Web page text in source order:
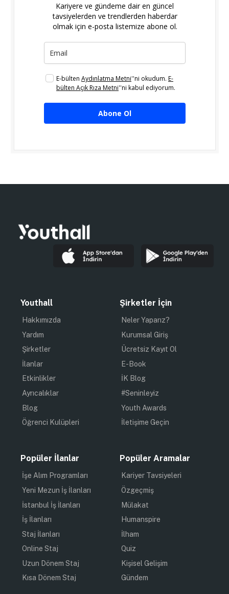
Kariyere ve gündeme dair en güncel
tavsiyelerden ve trendlerden haberdar
olmak için e-posta listemize abone ol.
E-bülten Aydınlatma Metni''ni okudum. E-
bülten Açık Rıza Metni''ni kabul ediyorum.
Abone Ol
Youthall
Hakkımızda
Yardım
Şirketler
İlanlar
Etkinlikler
Ayrıcalıklar
Blog
Öğrenci Kulüpleri
Şirketler İçin
Neler Yaparız?
Kurumsal Giriş
Ücretsiz Kayıt Ol
E-Book
İK Blog
#Seninleyiz
Youth Awards
İletişime Geçin
Popüler İlanlar
İşe Alım Programları
Yeni Mezun İş İlanları
İstanbul İş İlanları
İş İlanları
Staj İlanları
Online Staj
Uzun Dönem Staj
Kısa Dönem Staj
Popüler Aramalar
Kariyer Tavsiyeleri
Özgeçmiş
Mülakat
Humanspire
İlham
Quiz
Kişisel Gelişim
Gündem